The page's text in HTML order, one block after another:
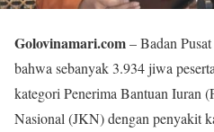
Golovinamari.com– Badan
bahwa sebanyak 3.934 jiwa
kategori Penerima Bantuan Iuran
Nasional (JKN) dengan penyakit